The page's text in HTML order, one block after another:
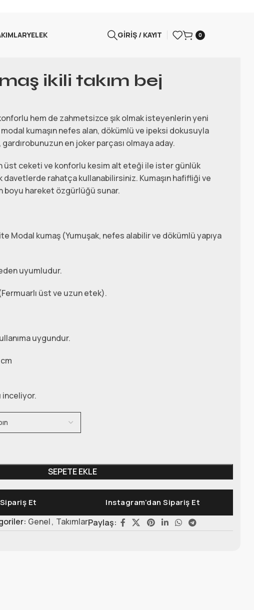
YELEK GIRIŞ / KAYIT 0
ikili takım bej
hem de zahmetsizce şık olmak isteyenlerin yeni
kumaşın nefes alan, dökümlü ve ipeksi dokusuyla
en joker parçası olmaya aday.
üst ceketi ve konforlu kesim alt eteği ile ister günlük
davetlerde rahatça kullanabilirsiniz. Kumaşın hafifliği ve
boyu hareket özgürlüğü sunar.
Modal kumaş (Yumuşak, nefes alabilir ve dökümlü yapıya
uyumludur.
(Fermuarlı üst ve uzun etek).
uygundur.
inceliyor.
SEPETE EKLE
Et Instagram’dan Sipariş Et
Genel, TakımlarPaylaş: